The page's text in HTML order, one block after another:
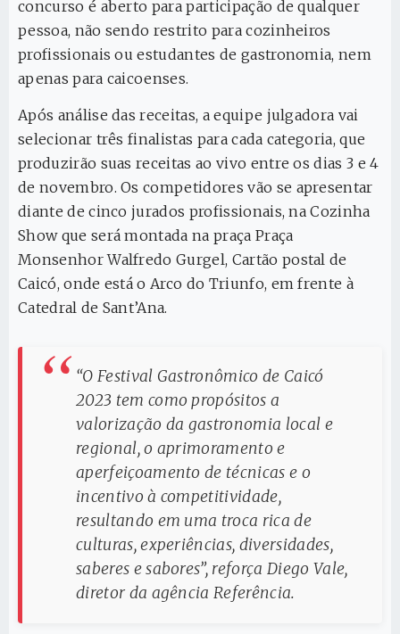
concurso é aberto para participação de qualquer
pessoa, não sendo restrito para cozinheiros
profissionais ou estudantes de gastronomia, nem
apenas para caicoenses.
Após análise das receitas, a equipe julgadora vai
selecionar três finalistas para cada categoria, que
produzirão suas receitas ao vivo entre os dias 3 e 4
de novembro. Os competidores vão se apresentar
diante de cinco jurados profissionais, na Cozinha
Show que será montada na praça Praça
Monsenhor Walfredo Gurgel, Cartão postal de
Caicó, onde está o Arco do Triunfo, em frente à
Catedral de Sant’Ana.
“O Festival Gastronômico de Caicó
2023 tem como propósitos a
valorização da gastronomia local e
regional, o aprimoramento e
aperfeiçoamento de técnicas e o
incentivo à competitividade,
resultando em uma troca rica de
culturas, experiências, diversidades,
saberes e sabores”, reforça Diego Vale,
diretor da agência Referência.